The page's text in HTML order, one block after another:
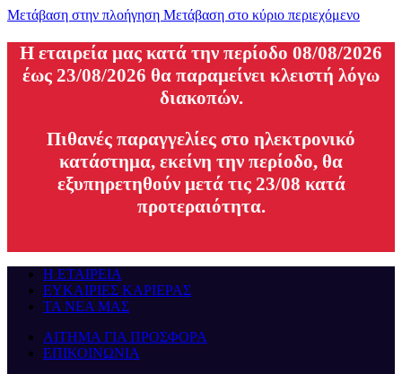
Μετάβαση στην πλοήγηση Μετάβαση στο κύριο περιεχόμενο
H εταιρεία μας κατά την περίοδο 08/08/2026
έως 23/08/2026 θα παραμείνει κλειστή λόγω
διακοπών.
Πιθανές παραγγελίες στο ηλεκτρονικό
κατάστημα, εκείνη την περίοδο, θα
εξυπηρετηθούν μετά τις 23/08 κατά
προτεραιότητα.
Η ΕΤΑΙΡΕΙΑ
ΕΥΚΑΙΡΙΕΣ ΚΑΡΙΕΡΑΣ
ΤΑ ΝΕΑ ΜΑΣ
ΑΙΤΗΜΑ ΓΙΑ ΠΡΟΣΦΟΡΑ
ΕΠΙΚΟΙΝΩΝΙΑ